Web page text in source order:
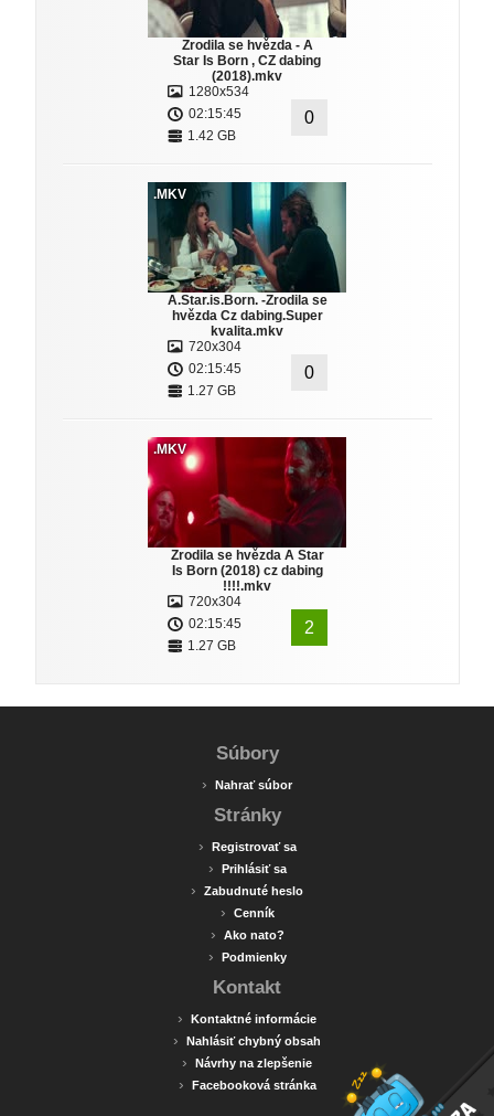
Zrodila se hvězda - A
Star Is Born , CZ dabing
(2018).mkv
1280x534
02:15:45
1.42 GB
0
.MKV
A.Star.is.Born. -Zrodila se
hvězda Cz dabing.Super
kvalita.mkv
720x304
02:15:45
1.27 GB
0
.MKV
Zrodila se hvězda A Star
Is Born (2018) cz dabing
!!!!.mkv
720x304
02:15:45
1.27 GB
2
Súbory
› Nahrať súbor
Stránky
› Registrovať sa
› Prihlásiť sa
› Zabudnuté heslo
› Cenník
› Ako nato?
› Podmienky
Kontakt
› Kontaktné informácie
› Nahlásiť chybný obsah
› Návrhy na zlepšenie
› Facebooková stránka